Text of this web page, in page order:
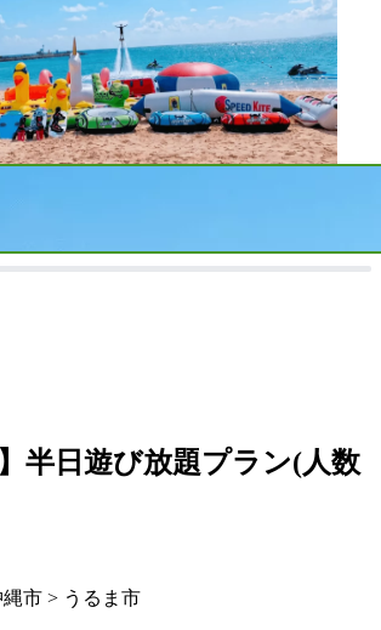
半日遊び放題プラン(人数
市 > うるま市